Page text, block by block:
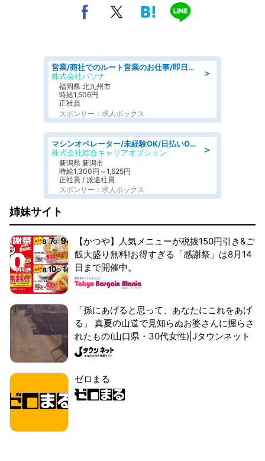
＞
営業/商社でのルート営業のお仕事/即日勤務可/車通勤可/営業
株式会社パソナ
福岡県 北九州市
時給1,506円
正社員
スポンサー：求人ボックス
＞
マシンオペレーター/未経験OK/日払いOK/寮費無料/交替制/20・30・40代活躍中
株式会社綜合キャリアオプション
新潟県 新潟市
時給1,300円～1,625円
正社員 / 派遣社員
スポンサー：求人ボックス
姉妹サイト
【かつや】人気メニューが税抜150円引き&ご
飯大盛り無料!お得すぎる「感謝祭」は8月14
日まで開催中。
「孫にあげると思って、あなたにこれをあげ
る」 真夏の山道で見知らぬお婆さんに握らさ
れたもの(山口県・30代女性)|Jタウンネット
ゼロまる